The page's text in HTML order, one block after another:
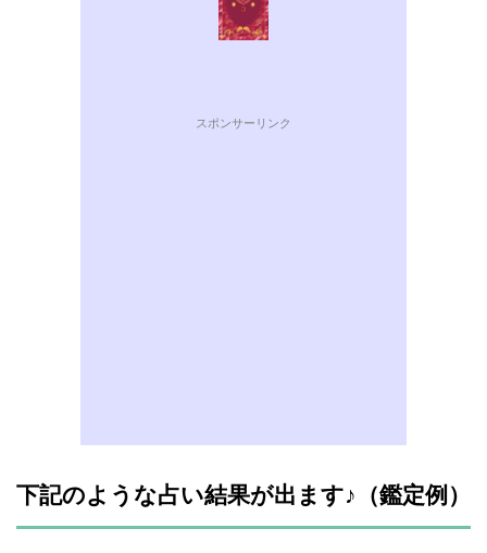
スポンサーリンク
下記のような占い結果が出ます♪（鑑定例）